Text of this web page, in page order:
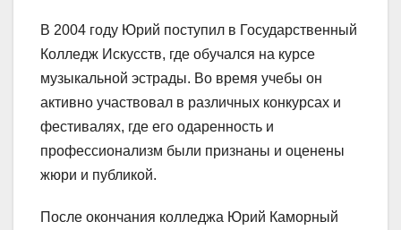
В 2004 году Юрий поступил в Государственный
Колледж Искусств, где обучался на курсе
музыкальной эстрады. Во время учебы он
активно участвовал в различных конкурсах и
фестивалях, где его одаренность и
профессионализм были признаны и оценены
жюри и публикой.
После окончания колледжа Юрий Каморный